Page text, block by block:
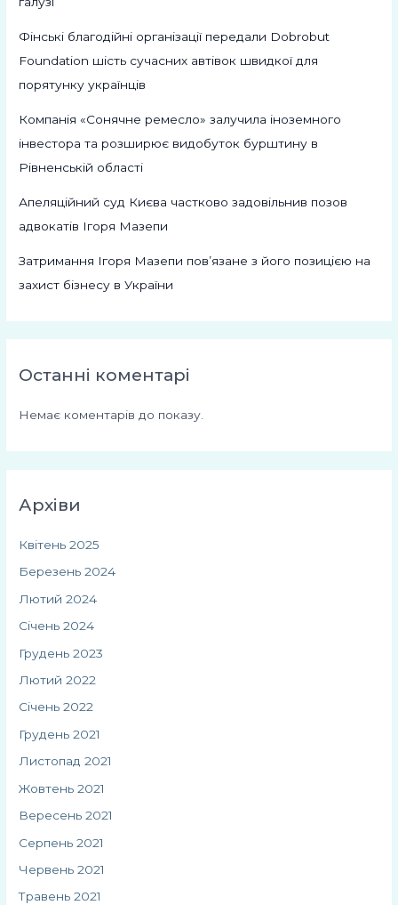
Фінські благодійні організації передали Dobrobut
Foundation шість сучасних автівок швидкої для
порятунку українців
Компанія «Сонячне ремесло» залучила іноземного
інвестора та розширює видобуток бурштину в
Рівненській області
Апеляційний суд Києва частково задовільнив позов
адвокатів Ігоря Мазепи
Затримання Ігоря Мазепи пов’язане з його позицією на
захист бізнесу в України
Останні коментарі
Немає коментарів до показу.
Архіви
Квітень 2025
Березень 2024
Лютий 2024
Січень 2024
Грудень 2023
Лютий 2022
Січень 2022
Грудень 2021
Листопад 2021
Жовтень 2021
Вересень 2021
Серпень 2021
Червень 2021
Травень 2021